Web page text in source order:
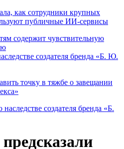
как сотрудники крупных
публичные ИИ-сервисы
создателя бренда «Б. Ю.
точку в тяжбе о завещании